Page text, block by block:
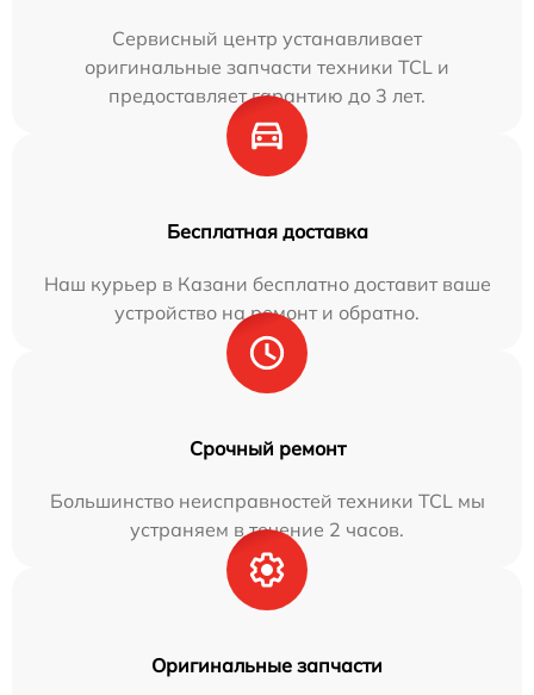
Сервисный центр устанавливает
оригинальные запчасти техники TCL и
предоставляет гарантию до 3 лет.
Бесплатная доставка
Наш курьер в Казани бесплатно доставит ваше
устройство на ремонт и обратно.
Срочный ремонт
Большинство неисправностей техники TCL мы
устраняем в течение 2 часов.
Оригинальные запчасти